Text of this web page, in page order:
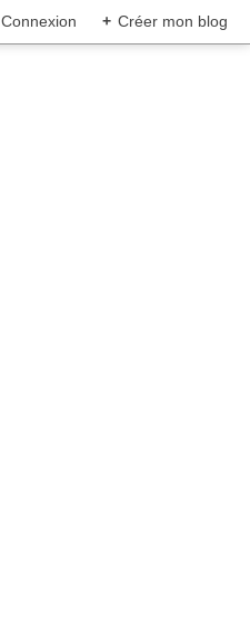
Connexion + Créer mon blog